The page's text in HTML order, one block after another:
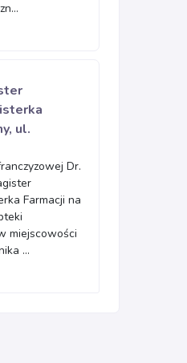
ul.
Dr.
Farmacji na
miejscowości
...